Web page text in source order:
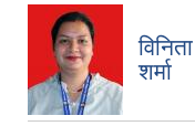
विनिता
शर्मा